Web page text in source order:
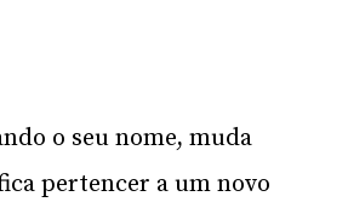
o seu nome, muda
pertencer a um novo